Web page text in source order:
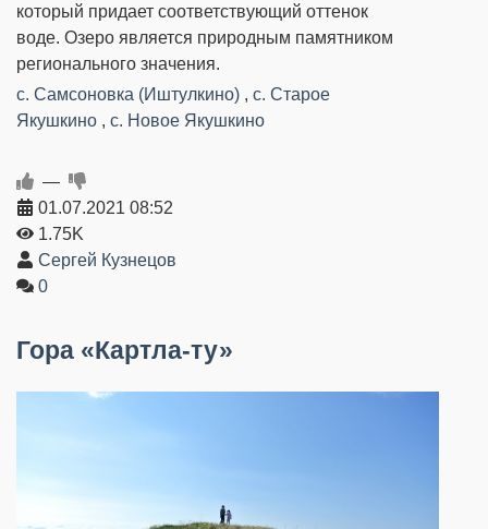
который придает соответствующий оттенок
воде. Озеро является природным памятником
регионального значения.
с. Самсоновка (Иштулкино) , с. Старое
Якушкино , с. Новое Якушкино
—
01.07.2021 08:52
1.75K
Сергей Кузнецов
0
Гора «Картла-ту»